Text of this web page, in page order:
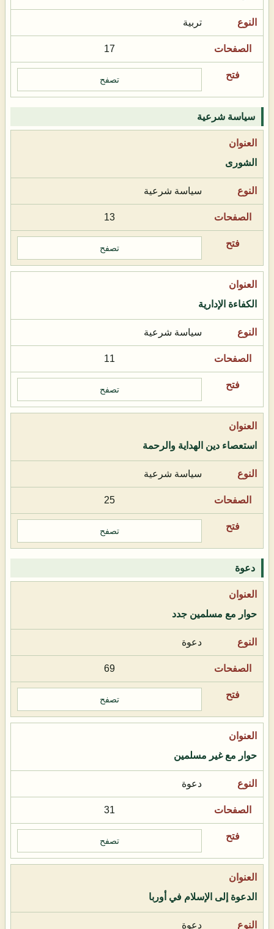
تربية
17
تصفح
سياسة شرعية
الشورى
سياسة شرعية
13
تصفح
الكفاءة الإدارية
سياسة شرعية
11
تصفح
استعصاء دين الهداية والرحمة
سياسة شرعية
25
تصفح
دعوة
حوار مع مسلمين جدد
دعوة
69
تصفح
حوار مع غير مسلمين
دعوة
31
تصفح
الدعوة إلى الإسلام في أوربا
دعوة